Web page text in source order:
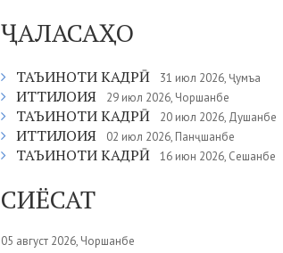
ҶАЛАСАҲО
ТАЪИНОТИ КАДРӢ 31 июл 2026, Ҷумъа
ИТТИЛОИЯ 29 июл 2026, Чоршанбе
ТАЪИНОТИ КАДРӢ 20 июл 2026, Душанбе
ИТТИЛОИЯ 02 июл 2026, Панҷшанбе
ТАЪИНОТИ КАДРӢ 16 июн 2026, Сешанбе
СИЁСАТ
05 август 2026, Чоршанбе